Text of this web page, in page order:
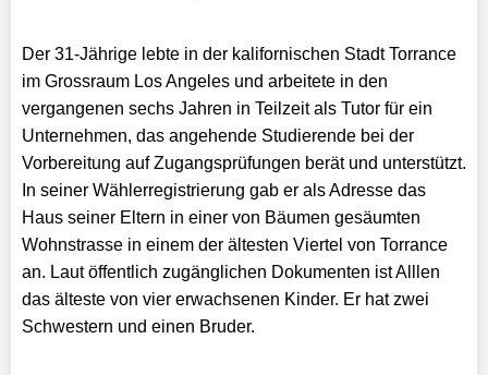
Der 31-Jährige lebte in der kalifornischen Stadt Torrance
im Grossraum Los Angeles und arbeitete in den
vergangenen sechs Jahren in Teilzeit als Tutor für ein
Unternehmen, das angehende Studierende bei der
Vorbereitung auf Zugangsprüfungen berät und unterstützt.
In seiner Wählerregistrierung gab er als Adresse das
Haus seiner Eltern in einer von Bäumen gesäumten
Wohnstrasse in einem der ältesten Viertel von Torrance
an. Laut öffentlich zugänglichen Dokumenten ist Alllen
das älteste von vier erwachsenen Kinder. Er hat zwei
Schwestern und einen Bruder.